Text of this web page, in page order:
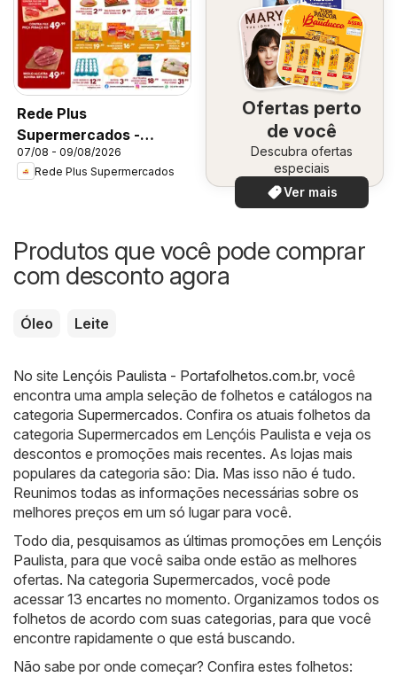
Rede Plus
Supermercados -
Ofertas da semana
07/08 - 09/08/2026
Rede Plus Supermercados
Ofertas perto
de você
Descubra ofertas
especiais
Ver mais
Produtos que você pode comprar
com desconto agora
Óleo Leite
No site Lençóis Paulista - Portafolhetos.com.br, você
encontra uma ampla seleção de folhetos e catálogos na
categoria Supermercados. Confira os atuais folhetos da
categoria Supermercados em Lençóis Paulista e veja os
descontos e promoções mais recentes. As lojas mais
populares da categoria são: Dia. Mas isso não é tudo.
Reunimos todas as informações necessárias sobre os
melhores preços em um só lugar para você.
Todo dia, pesquisamos as últimas promoções em Lençóis
Paulista, para que você saiba onde estão as melhores
ofertas. Na categoria Supermercados, você pode
acessar 13 encartes no momento. Organizamos todos os
folhetos de acordo com suas categorias, para que você
encontre rapidamente o que está buscando.
Não sabe por onde começar? Confira estes folhetos: